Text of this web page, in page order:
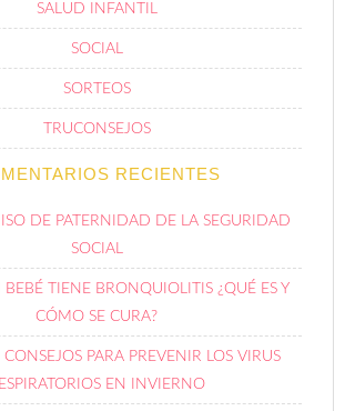
SALUD INFANTIL
SOCIAL
SORTEOS
TRUCONSEJOS
RECIENTES
DE PATERNIDAD DE LA SEGURIDAD
SOCIAL
BEBÉ TIENE BRONQUIOLITIS ¿QUÉ ES Y
CÓMO SE CURA?
CONSEJOS PARA PREVENIR LOS VIRUS
EN INVIERNO